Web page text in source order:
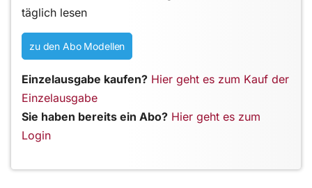
täglich lesen
zu den Abo Modellen
Einzelausgabe kaufen? Hier geht es zum Kauf der
Einzelausgabe
Sie haben bereits ein Abo? Hier geht es zum
Login